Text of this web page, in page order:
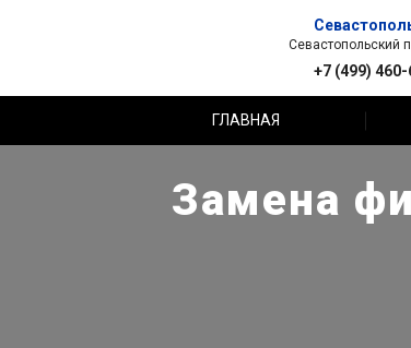
Севастопольский
+7 (499)
ГЛАВНАЯ
Замена